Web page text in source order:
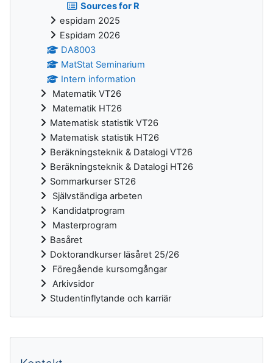
Sources for R
espidam 2025
Espidam 2026
DA8003
MatStat Seminarium
Intern information
Matematik VT26
Matematik HT26
Matematisk statistik VT26
Matematisk statistik HT26
Beräkningsteknik & Datalogi VT26
Beräkningsteknik & Datalogi HT26
Sommarkurser ST26
Självständiga arbeten
Kandidatprogram
Masterprogram
Basåret
Doktorandkurser läsåret 25/26
Föregående kursomgångar
Arkivsidor
Studentinflytande och karriär